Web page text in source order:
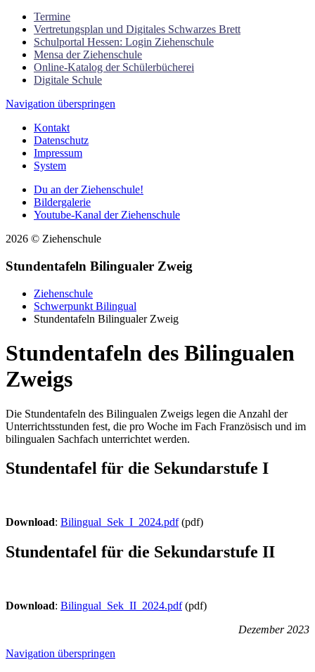
Termine
Vertretungsplan und Digitales Schwarzes Brett
Schulportal Hessen: Login Ziehenschule
Mensa der Ziehenschule
Online-Katalog der Schülerbücherei
Digitale Schule
Navigation überspringen
Kontakt
Datenschutz
Impressum
System
Du an der Ziehenschule!
Bildergalerie
Youtube-Kanal der Ziehenschule
2026 © Ziehenschule
Stundentafeln Bilingualer Zweig
Ziehenschule
Schwerpunkt Bilingual
Stundentafeln Bilingualer Zweig
Stundentafeln des Bilingualen
Zweigs
Die Stundentafeln des Bilingualen Zweigs legen die Anzahl der
Unterrichtsstunden fest, die pro Woche im Fach Französisch und im
bilingualen Sachfach unterrichtet werden.
Stundentafel für die Sekundarstufe I
Download: Bilingual_Sek_I_2024.pdf(pdf)
Stundentafel für die Sekundarstufe II
Download: Bilingual_Sek_II_2024.pdf(pdf)
Dezember 2023
Navigation überspringen